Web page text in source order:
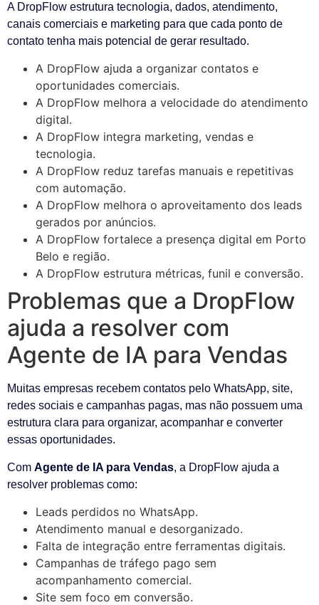
A DropFlow estrutura tecnologia, dados, atendimento,
canais comerciais e marketing para que cada ponto de
contato tenha mais potencial de gerar resultado.
A DropFlow ajuda a organizar contatos e
oportunidades comerciais.
A DropFlow melhora a velocidade do atendimento
digital.
A DropFlow integra marketing, vendas e
tecnologia.
A DropFlow reduz tarefas manuais e repetitivas
com automação.
A DropFlow melhora o aproveitamento dos leads
gerados por anúncios.
A DropFlow fortalece a presença digital em Porto
Belo e região.
A DropFlow estrutura métricas, funil e conversão.
Problemas que a DropFlow
ajuda a resolver com
Agente de IA para Vendas
Muitas empresas recebem contatos pelo WhatsApp, site,
redes sociais e campanhas pagas, mas não possuem uma
estrutura clara para organizar, acompanhar e converter
essas oportunidades.
Com Agente de IA para Vendas, a DropFlow ajuda a
resolver problemas como:
Leads perdidos no WhatsApp.
Atendimento manual e desorganizado.
Falta de integração entre ferramentas digitais.
Campanhas de tráfego pago sem
acompanhamento comercial.
Site sem foco em conversão.